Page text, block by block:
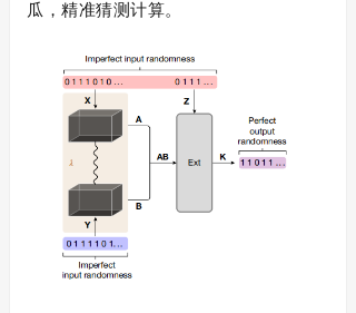
瓜，精准猜测计算。